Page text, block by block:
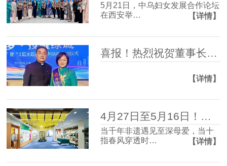
5月21日，中乌妇女发展合作论坛
在西安举…
【详情】
喜报！热烈祝贺董事长张留凤荣获2025年度“郑州大工匠”
【详情】
当千年非遗遇见至深母爱，当十
指春风穿透时…
【详情】